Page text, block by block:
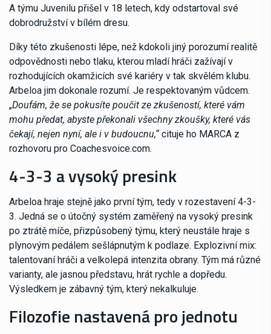
A týmu Juvenilu přišel v 18 letech, kdy odstartoval své
dobrodružství v bílém dresu.
Díky této zkušenosti lépe, než kdokoli jiný porozumí realitě
odpovědnosti nebo tlaku, kterou mladí hráči zažívají v
rozhodujících okamžicích své kariéry v tak skvělém klubu.
Arbeloa jim dokonale rozumí. Je respektovaným vůdcem.
„Doufám, že se pokusíte poučit ze zkušeností, které vám
mohu předat, abyste překonali všechny zkoušky, které vás
čekají, nejen nyní, ale i v budoucnu,“cituje ho MARCA z
rozhovoru pro Coachesvoice.com.
4-3-3 a vysoký presink
Arbeloa hraje stejně jako první tým, tedy v rozestavení 4-3-
3. Jedná se o útočný systém zaměřený na vysoký presink
po ztrátě míče, přizpůsobený týmu, který neustále hraje s
plynovým pedálem sešlápnutým k podlaze. Explozivní mix:
talentovaní hráči a velkolepá intenzita obrany. Tým má různé
varianty, ale jasnou představu, hrát rychle a dopředu.
Výsledkem je zábavný tým, který nekalkuluje.
Filozofie nastavená pro jednotu